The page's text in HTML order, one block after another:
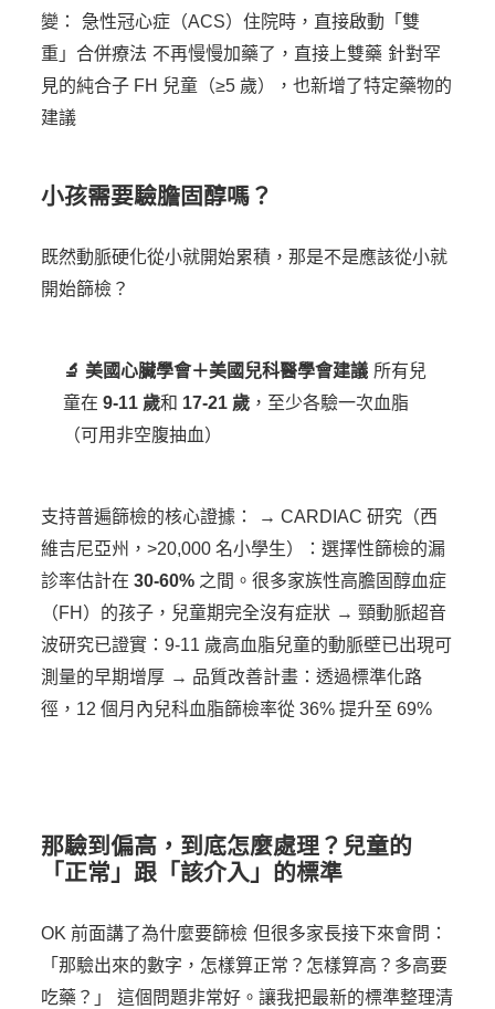
變：
急性冠心症（ACS）住院時，直接啟動「雙
重」合併療法 不再慢慢加藥了，直接上雙藥 針對罕
見的純合子 FH 兒童（≥5 歲），也新增了特定藥物的
建議
小孩需要驗膽固醇嗎？
既然動脈硬化從小就開始累積，那是不是應該從小就
開始篩檢？
🔬 美國心臟學會＋美國兒科醫學會建議 所有兒
童在9-11 歲和 17-21 歲 ，至少各驗一次血脂
（可用非空腹抽血）
支持普遍篩檢的核心證據：
→ CARDIAC 研究（西
維吉尼亞州，>20,000 名小學生）：選擇性篩檢的漏
診率估計在30-60% 之間。很多家族性高膽固醇血症
（FH）的孩子，兒童期完全沒有症狀 → 頸動脈超音
波研究已證實：9-11 歲高血脂兒童的動脈壁已出現可
測量的早期增厚 → 品質改善計畫：透過標準化路
徑，12 個月內兒科血脂篩檢率從 36% 提升至 69%
那驗到偏高，到底怎麼處理？兒童的
「正常」跟「該介入」的標準
OK 前面講了為什麼要篩檢 但很多家長接下來會問：
「那驗出來的數字，怎樣算正常？怎樣算高？多高要
吃藥？」
這個問題非常好。讓我把最新的標準整理清